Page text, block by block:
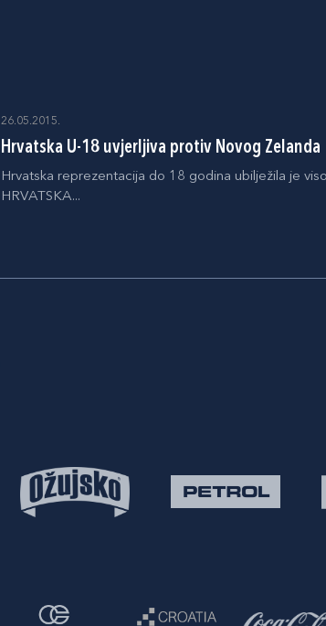
26.05.2015.
Hrvatska U-18 uvjerljiva protiv Novog Zelanda
Hrvatska reprezentacija do 18 godina ubilježila je
HRVATSKA...